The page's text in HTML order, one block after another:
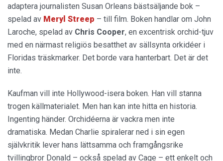
adaptera journalisten Susan Orleans bästsäljande bok –
spelad av Meryl Streep – till film. Boken handlar om John
Laroche, spelad av Chris Cooper, en excentrisk orchid-tjuv
med en närmast religiös besatthet av sällsynta orkidéer i
Floridas träskmarker. Det borde vara hanterbart. Det är det
inte.
Kaufman vill inte Hollywood-isera boken. Han vill stanna
trogen källmaterialet. Men han kan inte hitta en historia.
Ingenting händer. Orchidéerna är vackra men inte
dramatiska. Medan Charlie spiralerar ned i sin egen
självkritik lever hans lättsamma och framgångsrike
tvillingbror Donald – också spelad av Cage – ett enkelt och